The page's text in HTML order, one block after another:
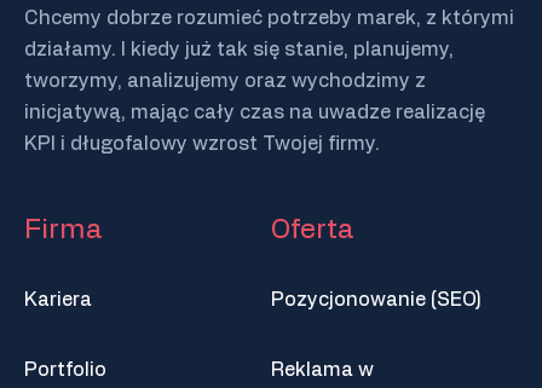
Chcemy dobrze rozumieć potrzeby marek, z którymi
działamy. I kiedy już tak się stanie, planujemy,
tworzymy, analizujemy oraz wychodzimy z
inicjatywą, mając cały czas na uwadze realizację
KPI i długofalowy wzrost Twojej firmy.
Firma
Kariera
Portfolio
Oferta
Pozycjonowanie (SEO)
Reklama w